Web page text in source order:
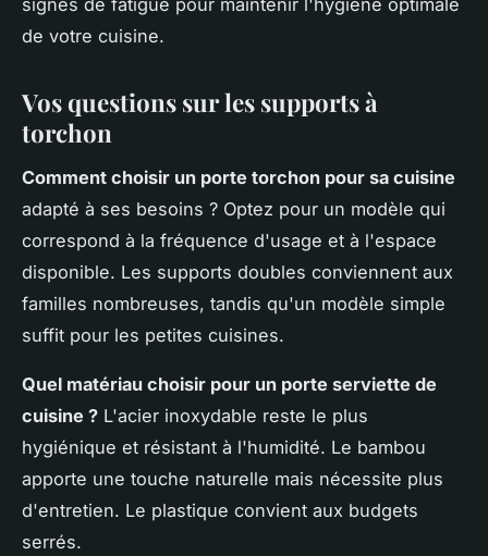
de votre cuisine.
Vos questions sur les supports à
torchon
Comment choisir un porte torchon pour sa cuisine
adapté à ses besoins ? Optez pour un modèle qui
correspond à la fréquence d'usage et à l'espace
disponible. Les supports doubles conviennent aux
familles nombreuses, tandis qu'un modèle simple
suffit pour les petites cuisines.
Quel matériau choisir pour un porte serviette de
cuisine ? L'acier inoxydable reste le plus
hygiénique et résistant à l'humidité. Le bambou
apporte une touche naturelle mais nécessite plus
d'entretien. Le plastique convient aux budgets
serrés.